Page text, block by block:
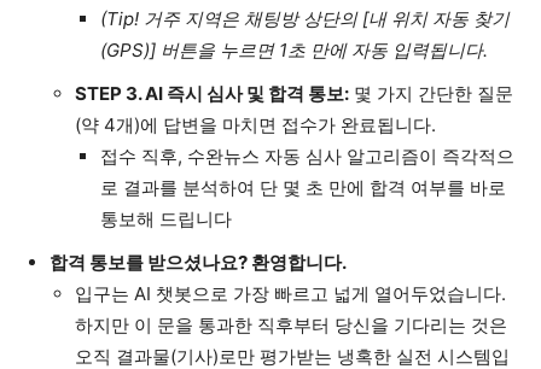
(Tip! 거주 지역은 채팅방 상단의 [내 위치 자동 찾기
(GPS)] 버튼을 누르면 1초 만에 자동 입력됩니다.
STEP 3. AI 즉시 심사 및 합격 통보: 몇 가지 간단한 질문
(약 4개)에 답변을 마치면 접수가 완료됩니다.
접수 직후, 수완뉴스 자동 심사 알고리즘이 즉각적으
로 결과를 분석하여 단 몇 초 만에 합격 여부를 바로
통보해 드립니다
합격 통보를 받으셨나요? 환영합니다.
입구는 AI 챗봇으로 가장 빠르고 넓게 열어두었습니다.
하지만 이 문을 통과한 직후부터 당신을 기다리는 것은
오직 결과물(기사)로만 평가받는 냉혹한 실전 시스템입